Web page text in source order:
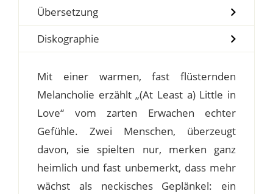
Übersetzung
Diskographie
Mit einer warmen, fast flüsternden
Melancholie erzählt „(At Least a) Little in
Love“ vom zarten Erwachen echter
Gefühle. Zwei Menschen, überzeugt
davon, sie spielten nur, merken ganz
heimlich und fast unbemerkt, dass mehr
wächst als neckisches Geplänkel: ein